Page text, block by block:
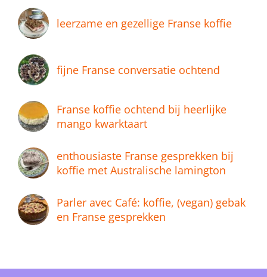
leerzame en gezellige Franse koffie
fijne Franse conversatie ochtend
Franse koffie ochtend bij heerlijke
mango kwarktaart
enthousiaste Franse gesprekken bij
koffie met Australische lamington
Parler avec Café: koffie, (vegan) gebak
en Franse gesprekken